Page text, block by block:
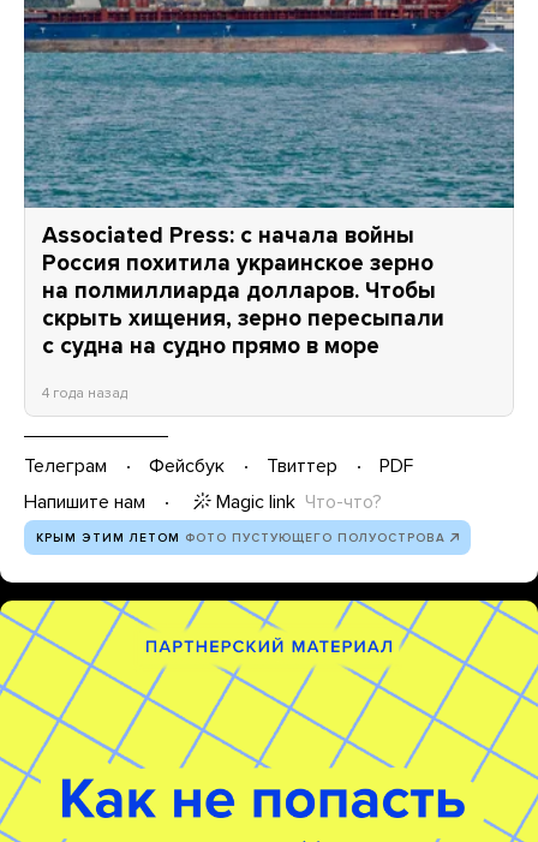
Associated Press: с начала войны
Россия похитила украинское зерно
на полмиллиарда долларов. Чтобы
скрыть хищения, зерно пересыпали
с судна на судно прямо в море
4 года назад
Телеграм Фейсбук Твиттер
PDF
Напишите нам
Magic link Что-что?
КРЫМ ЭТИМ ЛЕТОМ ФОТО ПУСТУЮЩЕГО ПОЛУОСТРОВА